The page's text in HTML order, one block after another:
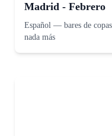
Madrid - Febrero
Español — bares de
nada más